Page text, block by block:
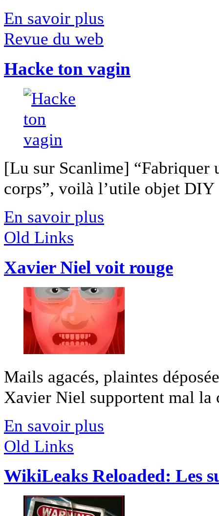
En savoir plus
Revue du web
Hacke ton vagin
[Lu sur Scanlime] “Fabriquer
corps”, voilà l’utile objet
En savoir plus
Old Links
Xavier Niel voit rouge
Mails agacés, plaintes
Xavier Niel supportent mal
En savoir plus
Old Links
WikiLeaks Reloaded: Les